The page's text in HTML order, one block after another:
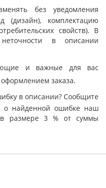
без уведомления
(дизайн), комплектацию
свойств). В
в описании
и важные для вас
заказа.
в описании? Сообщите
найденной ошибке наш
в размере 3 % от суммы